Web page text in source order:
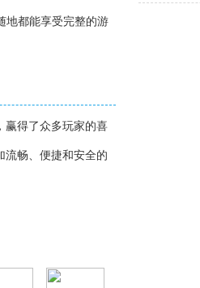
地都能享受完整的游
赢得了众多玩家的喜
流畅、便捷和安全的